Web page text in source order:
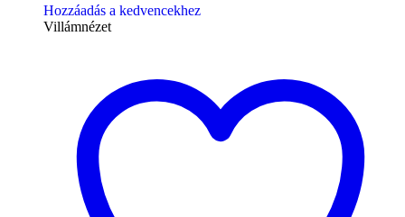
Hozzáadás a kedvencekhez
Villámnézet